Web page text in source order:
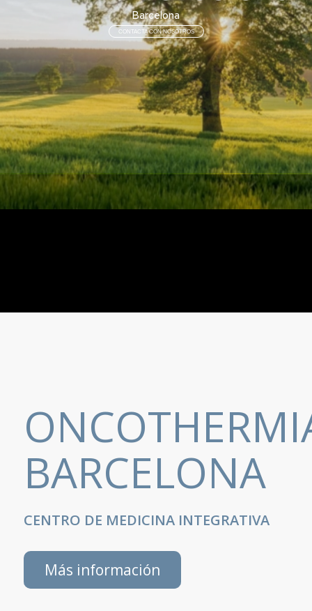
CONTACTA CON NOSOTROS
Barcelona
BARCELONA
CENTRO DE MEDICINA INTEGRATIVA
Más información